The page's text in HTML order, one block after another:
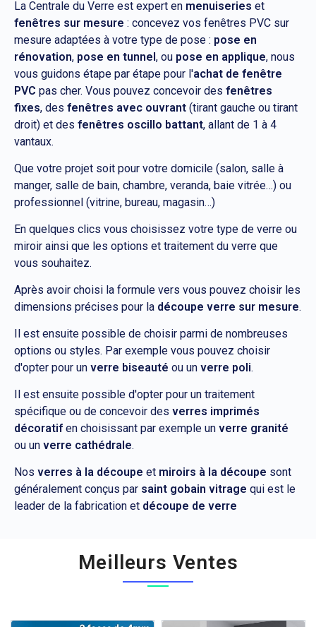
La Centrale du Verre est expert en menuiseries et
fenêtres sur mesure : concevez vos fenêtres PVC sur
mesure adaptées à votre type de pose : pose en
rénovation, pose en tunnel, ou pose en applique, nous
vous guidons étape par étape pour l'achat de fenêtre
PVC pas cher. Vous pouvez concevoir des fenêtres
fixes, des fenêtres avec ouvrant (tirant gauche ou tirant
droit) et des fenêtres oscillo battant, allant de 1 à 4
vantaux.
Que votre projet soit pour votre domicile (salon, salle à
manger, salle de bain, chambre, veranda, baie vitrée…) ou
professionnel (vitrine, bureau, magasin…)
En quelques clics vous choisissez votre type de verre ou
miroir ainsi que les options et traitement du verre que
vous souhaitez.
Après avoir choisi la formule vers vous pouvez choisir les
dimensions précises pour la découpe verre sur mesure.
Il est ensuite possible de choisir parmi de nombreuses
options ou styles. Par exemple vous pouvez choisir
d'opter pour un verre biseauté ou un verre poli.
Il est ensuite possible d'opter pour un traitement
spécifique ou de concevoir des verres imprimés
décoratif en choisissant par exemple un verre granité
ou un verre cathédrale.
Nos verres à la découpe et miroirs à la découpe sont
généralement conçus par saint gobain vitrage qui est le
leader de la fabrication et découpe de verre
Meilleurs Ventes